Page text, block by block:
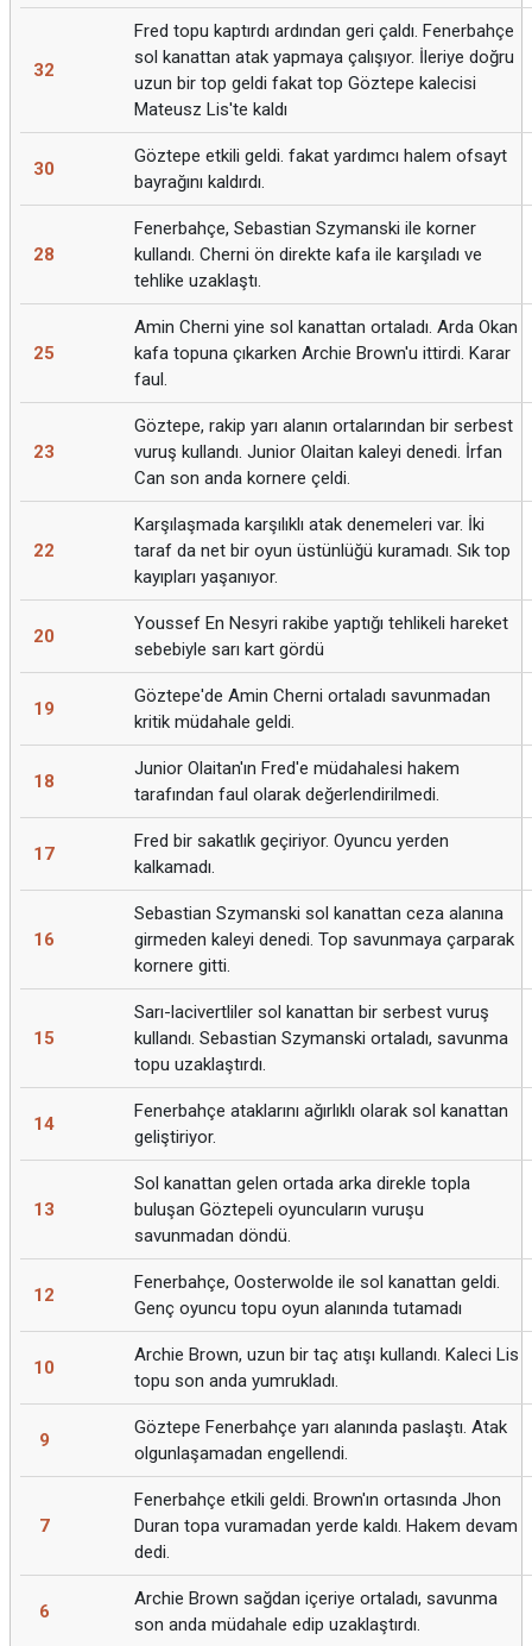
32
Fred topu kaptırdı ardından geri çaldı. Fenerbahçe
sol kanattan atak yapmaya çalışıyor. İleriye doğru
uzun bir top geldi fakat top Göztepe kalecisi
Mateusz Lis'te kaldı
30
Göztepe etkili geldi. fakat yardımcı halem ofsayt
bayrağını kaldırdı.
28
Fenerbahçe, Sebastian Szymanski ile korner
kullandı. Cherni ön direkte kafa ile karşıladı ve
tehlike uzaklaştı.
25
Amin Cherni yine sol kanattan ortaladı. Arda Okan
kafa topuna çıkarken Archie Brown'u ittirdi. Karar
faul.
23
Göztepe, rakip yarı alanın ortalarından bir serbest
vuruş kullandı. Junior Olaitan kaleyi denedi. İrfan
Can son anda kornere çeldi.
22
Karşılaşmada karşılıklı atak denemeleri var. İki
taraf da net bir oyun üstünlüğü kuramadı. Sık top
kayıpları yaşanıyor.
20
Youssef En Nesyri rakibe yaptığı tehlikeli hareket
sebebiyle sarı kart gördü
19
Göztepe'de Amin Cherni ortaladı savunmadan
kritik müdahale geldi.
18
Junior Olaitan'ın Fred'e müdahalesi hakem
tarafından faul olarak değerlendirilmedi.
17
Fred bir sakatlık geçiriyor. Oyuncu yerden
kalkamadı.
16
Sebastian Szymanski sol kanattan ceza alanına
girmeden kaleyi denedi. Top savunmaya çarparak
kornere gitti.
15
Sarı-lacivertliler sol kanattan bir serbest vuruş
kullandı. Sebastian Szymanski ortaladı, savunma
topu uzaklaştırdı.
14
Fenerbahçe ataklarını ağırlıklı olarak sol kanattan
geliştiriyor.
13
Sol kanattan gelen ortada arka direkle topla
buluşan Göztepeli oyuncuların vuruşu
savunmadan döndü.
12
Fenerbahçe, Oosterwolde ile sol kanattan geldi.
Genç oyuncu topu oyun alanında tutamadı
10
Archie Brown, uzun bir taç atışı kullandı. Kaleci Lis
topu son anda yumrukladı.
9
Göztepe Fenerbahçe yarı alanında paslaştı. Atak
olgunlaşamadan engellendi.
7
Fenerbahçe etkili geldi. Brown'ın ortasında Jhon
Duran topa vuramadan yerde kaldı. Hakem devam
dedi.
6
Archie Brown sağdan içeriye ortaladı, savunma
son anda müdahale edip uzaklaştırdı.